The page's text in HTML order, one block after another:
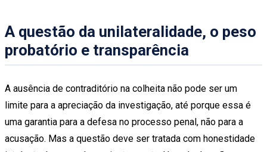
A questão da unilateralidade, o peso
probatório e transparência
A ausência de contraditório na colheita não pode ser um
limite para a apreciação da investigação, até porque essa é
uma garantia para a defesa no processo penal, não para a
acusação. Mas a questão deve ser tratada com honestidade